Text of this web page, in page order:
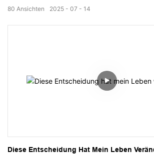
Er sagte, es sei für mich und das Kind.
2025 07 14
80 Ansichten
Diese Entscheidung Hat Mein Leben